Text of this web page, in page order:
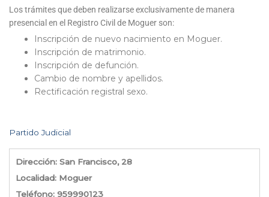
Los trámites que deben realizarse exclusivamente de manera
presencial en el Registro Civil de Moguer son:
Inscripción de nuevo nacimiento en Moguer.
Inscripción de matrimonio.
Inscripción de defunción.
Cambio de nombre y apellidos.
Rectificación registral sexo.
Partido Judicial
Dirección: San Francisco, 28
Localidad: Moguer
Teléfono: 959990123